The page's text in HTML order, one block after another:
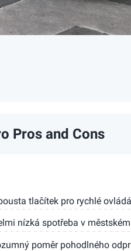
Pros and Cons
tlačítek pro rychlé
nízká spotřeba v
poměr pohodlného